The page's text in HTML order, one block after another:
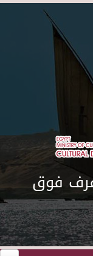
Skip to main content
فوق